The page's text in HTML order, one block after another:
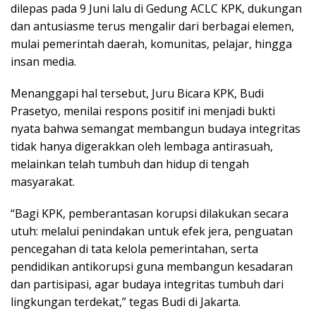
dilepas pada 9 Juni lalu di Gedung ACLC KPK, dukungan
dan antusiasme terus mengalir dari berbagai elemen,
mulai pemerintah daerah, komunitas, pelajar, hingga
insan media.
Menanggapi hal tersebut, Juru Bicara KPK, Budi
Prasetyo, menilai respons positif ini menjadi bukti
nyata bahwa semangat membangun budaya integritas
tidak hanya digerakkan oleh lembaga antirasuah,
melainkan telah tumbuh dan hidup di tengah
masyarakat.
“Bagi KPK, pemberantasan korupsi dilakukan secara
utuh: melalui penindakan untuk efek jera, penguatan
pencegahan di tata kelola pemerintahan, serta
pendidikan antikorupsi guna membangun kesadaran
dan partisipasi, agar budaya integritas tumbuh dari
lingkungan terdekat,” tegas Budi di Jakarta.